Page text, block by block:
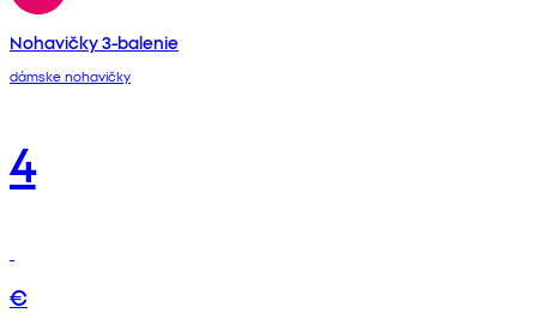
Nohavičky 3-balenie
dámske nohavičky
4
€